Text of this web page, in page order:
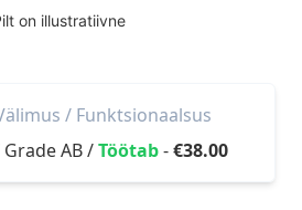
on illustratiivne
/ Funktsionaalsus
Grade AB/Töötab-€38.00